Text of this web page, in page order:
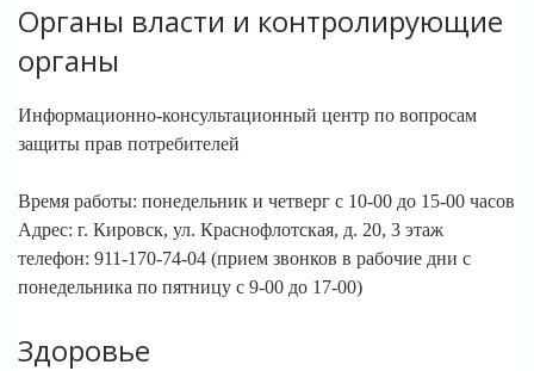
Органы власти и контролирующие
органы
Информационно-консультационный центр по вопросам
защиты прав потребителей
Время работы: понедельник и четверг с 10-00 до 15-00 часов
Адрес: г. Кировск, ул. Краснофлотская, д. 20, 3 этаж
телефон: 911-170-74-04 (прием звонков в рабочие дни с
понедельника по пятницу с 9-00 до 17-00)
Здоровье